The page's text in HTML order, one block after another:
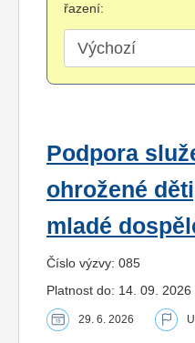
řazení:
Podpora
ohrožené
mladé
Číslo výzvy: 085
Platnost do: 14. 09. 2026
29. 6. 2026